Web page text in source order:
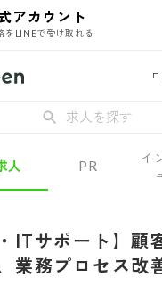
アカウント
をLINEで受け取れる
求人を探す
人 PR
イ
ITサポート】顧
業務プロセス改